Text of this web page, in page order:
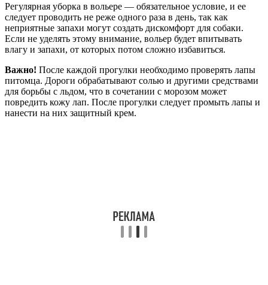
Регулярная уборка в вольере — обязательное условие, и ее
следует проводить не реже одного раза в день, так как
неприятные запахи могут создать дискомфорт для собаки.
Если не уделять этому внимание, вольер будет впитывать
влагу и запахи, от которых потом сложно избавиться.
Важно! После каждой прогулки необходимо проверять лапы
питомца. Дороги обрабатывают солью и другими средствами
для борьбы с льдом, что в сочетании с морозом может
повредить кожу лап. После прогулки следует промыть лапы и
нанести на них защитный крем.